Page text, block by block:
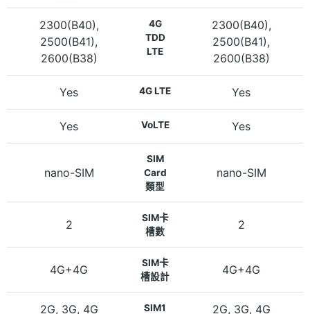
2300(B40),
2500(B41),
2600(B38)
4G
TDD
LTE
2300(B40),
2500(B41),
2600(B38)
Yes 4G LTE Yes
Yes VoLTE Yes
nano-SIM
SIM
Card
類型
nano-SIM
2
SIM卡
槽數
2
4G+4G
SIM卡
槽設計
4G+4G
2G, 3G, 4G SIM1 2G, 3G, 4G